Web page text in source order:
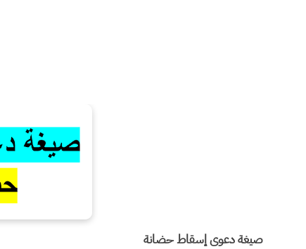
صيغة دعوى إسقاط حضانة